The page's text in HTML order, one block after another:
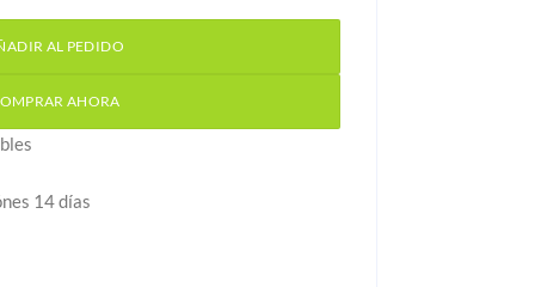
AL PEDIDO
AHORA
14 días